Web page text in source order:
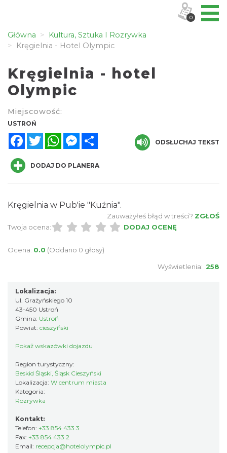
Główna
Kultura, Sztuka I Rozrywka
Kręgielnia - Hotel Olympic
Kręgielnia - hotel
Olympic
Miejscowość:
USTROŃ
FacebookTwitterWhatsAppMessenger
ODSŁUCHAJ TEKST
DODAJ DO PLANERA
Kręgielnia w Pub'ie "Kuźnia".
Zauważyłeś błąd w treści? ZGŁOŚ
Twoja ocena:
DODAJ OCENĘ
Ocena: 0.0 (Oddano 0 głosy)
Wyświetlenia: 258
Lokalizacja:
Ul. Grażyńskiego 10
43-450 Ustroń
Gmina: Ustroń
Powiat: cieszyński
Pokaż wskazówki dojazdu
Region turystyczny:
Beskid Śląski, Śląsk Cieszyński
Lokalizacja: W centrum miasta
Kategoria:
Rozrywka
Kontakt:
Telefon: +33 854 433 3
Fax: +33 854 433 2
Email: recepcja@hotelolympic.pl
0